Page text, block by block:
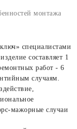
монтажа
специалистами
составляет 1
работ - 6
случаям.
мажорные случаи